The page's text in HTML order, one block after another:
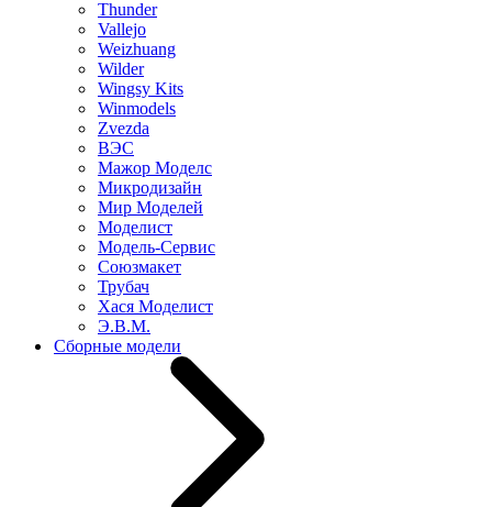
Thunder
Vallejo
Weizhuang
Wilder
Wingsy Kits
Winmodels
Zvezda
ВЭС
Мажор Моделс
Микродизайн
Мир Моделей
Моделист
Модель-Сервис
Союзмакет
Трубач
Хася Моделист
Э.В.М.
Сборные модели